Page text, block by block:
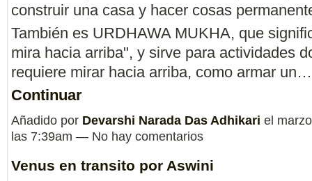
construir una casa y hacer cosas
También es URDHAWA MUKHA, que
mira hacia arriba", y sirve para actividades
requiere mirar hacia arriba, como armar un…
Continuar
Añadido por Devarshi Narada Das Adhikari el
las 7:39am — No hay comentarios
Venus en transito por Aswini